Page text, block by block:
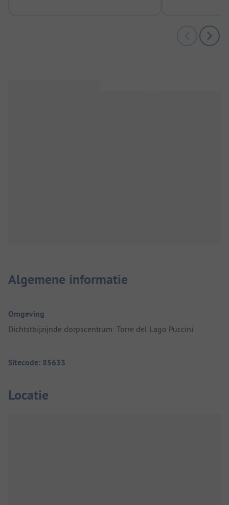
Algemene informatie
Omgeving
Dichtstbijzijnde dorpscentrum: Torre del Lago Puccini
Sitecode: 85633
Locatie